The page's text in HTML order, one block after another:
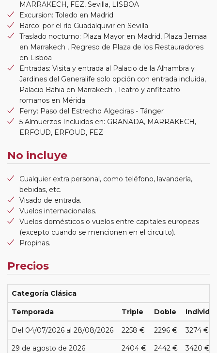
MARRAKECH, FEZ, Sevilla, LISBOA
Excursion: Toledo en Madrid
Barco: por el río Guadalquivir en Sevilla
Traslado nocturno: Plaza Mayor en Madrid, Plaza Jemaa
en Marrakech , Regreso de Plaza de los Restauradores
en Lisboa
Entradas: Visita y entrada al Palacio de la Alhambra y
Jardines del Generalife solo opción con entrada incluida,
Palacio Bahia en Marrakech , Teatro y anfiteatro
romanos en Mérida
Ferry: Paso del Estrecho Algeciras - Tánger
5 Almuerzos Incluidos en: GRANADA, MARRAKECH,
ERFOUD, ERFOUD, FEZ
No incluye
Cualquier extra personal, como teléfono, lavandería,
bebidas, etc.
Visado de entrada.
Vuelos internacionales.
Vuelos domésticos o vuelos entre capitales europeas
(excepto cuando se mencionen en el circuito).
Propinas.
Precios
Categoría Clásica
Temporada Triple Doble
Del 04/07/2026 al 28/08/2026 2258 € 2296 € 3274 €
29 de agosto de 2026 2404 € 2442 € 3420 €